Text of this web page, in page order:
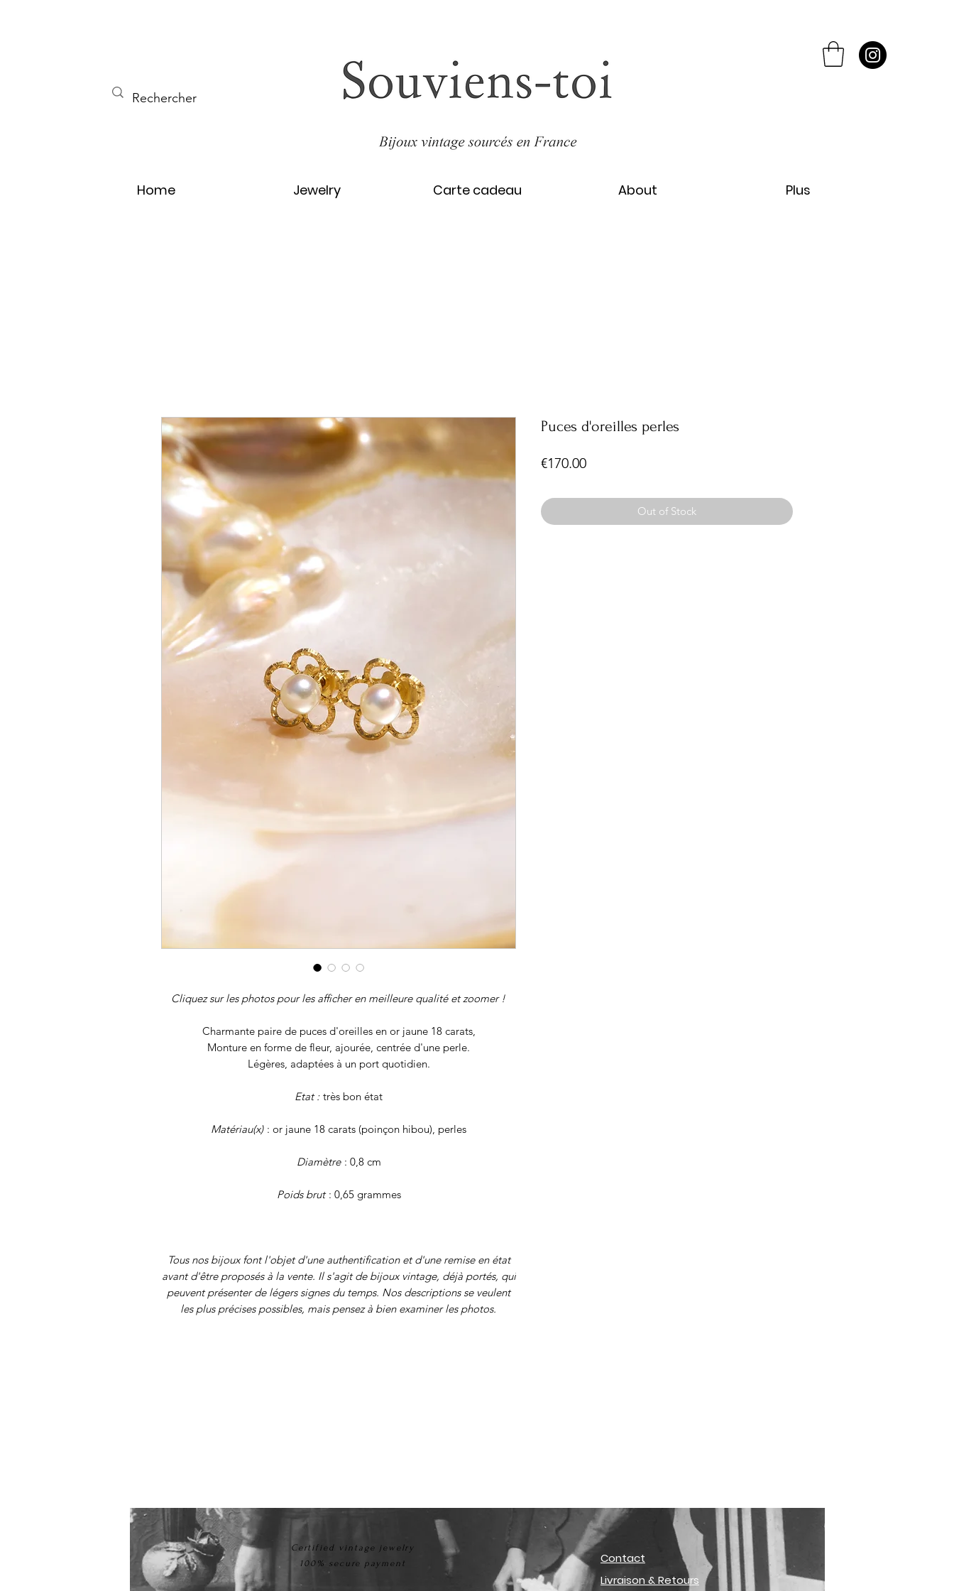
Home Jewelry Carte cadeau About Plus
Cliquez sur les photos pour les afficher en meilleure qualité et zoomer !
Charmante paire de puces d'oreilles en or jaune 18 carats,
Monture en forme de fleur, ajourée, centrée d'une perle.
Légères, adaptées à un port quotidien.
Etat : très bon état
Matériau(x) : or jaune 18 carats (poinçon hibou), perles
Diamètre: 0,8 cm
Poids brut: 0,65 grammes
Tous nosbijoux font l'objet d'une authentification et d'une remise en état
avant d'être proposés à la vente. Il s'agit de bijoux vintage, déjà portés, qui
peuvent présenter de légers signes du temps. Nos descriptions se veulent
les plus précises possibles, mais pensez à bien examiner les photos.
Puces d'oreilles perles
€170.00Price
Out of Stock
Certified vintage jewelry
100% secure payment
Contact
Livraison & Retours